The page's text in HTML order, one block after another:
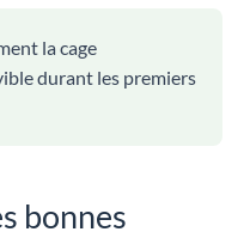
la cage
durant les premiers
bonnes